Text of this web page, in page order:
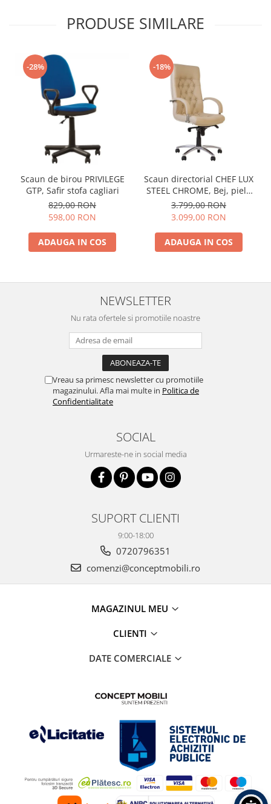
PRODUSE SIMILARE
-28%
Scaun de birou PRIVILEGE
GTP, Safir stofa cagliari
829,00 RON
598,00 RON
ADAUGA IN COS
-18%
Scaun directorial CHEF LUX
STEEL CHROME, Bej, piele
naturala
3.799,00 RON
3.099,00 RON
ADAUGA IN COS
NEWSLETTER
Nu rata ofertele si promotiile noastre
Vreau sa primesc newsletter cu promotiile
magazinului. Afla mai multe in Politica de
Confidentialitate
SOCIAL
Urmareste-ne in social media
SUPORT CLIENTI
9:00-18:00
0720796351
comenzi@conceptmobili.ro
MAGAZINUL MEU
CLIENTI
DATE COMERCIALE